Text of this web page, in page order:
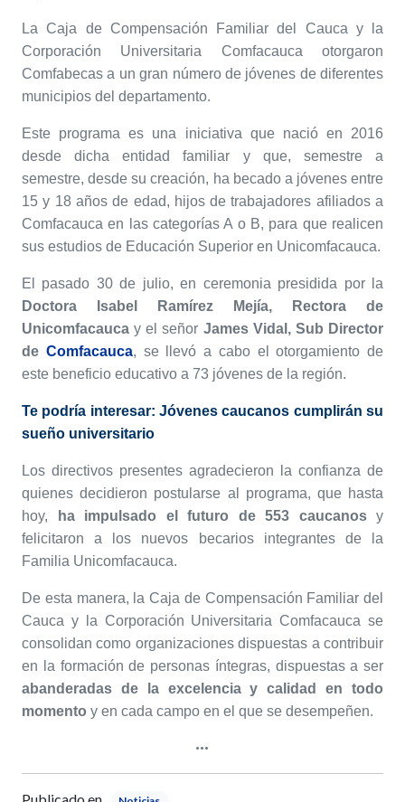
La Caja de Compensación Familiar del Cauca y la
Corporación Universitaria Comfacauca otorgaron
Comfabecas a un gran número de jóvenes de diferentes
municipios del departamento.
Este programa es una iniciativa que nació en 2016
desde dicha entidad familiar y que, semestre a
semestre, desde su creación, ha becado a jóvenes entre
15 y 18 años de edad, hijos de trabajadores afiliados a
Comfacauca en las categorías A o B, para que realicen
sus estudios de Educación Superior en Unicomfacauca.
El pasado 30 de julio, en ceremonia presidida por la
Doctora Isabel Ramírez Mejía, Rectora de
Unicomfacauca y el señor James Vidal, Sub Director
de Comfacauca, se llevó a cabo el otorgamiento de
este beneficio educativo a 73 jóvenes de la región.
Te podría interesar: Jóvenes caucanos cumplirán su
sueño universitario
Los directivos presentes agradecieron la confianza de
quienes decidieron postularse al programa, que hasta
hoy,
ha impulsado el futuro de 553 caucanosy
felicitaron a los nuevos becarios integrantes de la
Familia Unicomfacauca.
De esta manera, la Caja de Compensación Familiar del
Cauca y la Corporación Universitaria Comfacauca se
consolidan como organizaciones dispuestas a contribuir
en la formación de personas íntegras, dispuestas a ser
abanderadas de la excelencia y calidad en todo
momento y en cada campo en el que se desempeñen.
Publicado en